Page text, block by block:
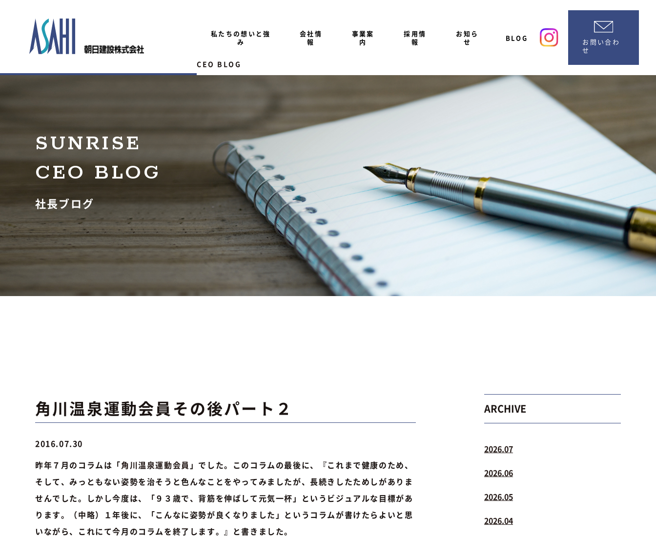
私たちの想いと強
み
会社情
報
事業案
内
採用情
報
お知ら
せ
BLOG
お問い合わ
せ
CEO BLOG
SUNRISE
CEO BLOG
社長ブログ
角川温泉運動会員その後パート２
2016.07.30
昨年７月のコラムは「角川温泉運動会員 」でした。このコラムの最後に、『これまで健康のため、
そして、みっともない姿勢を治そうと色んなことをやってみましたが、長続きしたためしがありま
せんでした。しかし今度は、「９３歳で、背筋を伸ばして元気一杯」というビジュアルな目標があ
ります。（中略）１年後に、「こんなに姿勢が良くなりました」というコラムが書けたらよいと思
いながら、これにて今月のコラムを終了します。』と書きました。
ARCHIVE
2026.07
2026.06
2026.05
2026.04